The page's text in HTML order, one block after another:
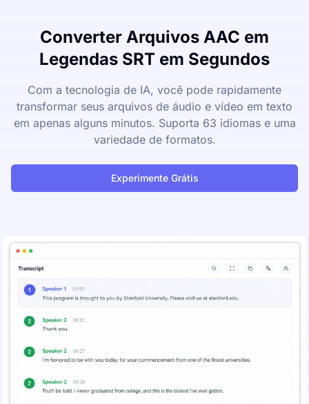
Converter Arquivos AAC em
Legendas SRT em Segundos
Com a tecnologia de IA, você pode rapidamente
transformar seus arquivos de áudio e vídeo em texto
em apenas alguns minutos. Suporta 63 idiomas e uma
variedade de formatos.
Experimente Grátis